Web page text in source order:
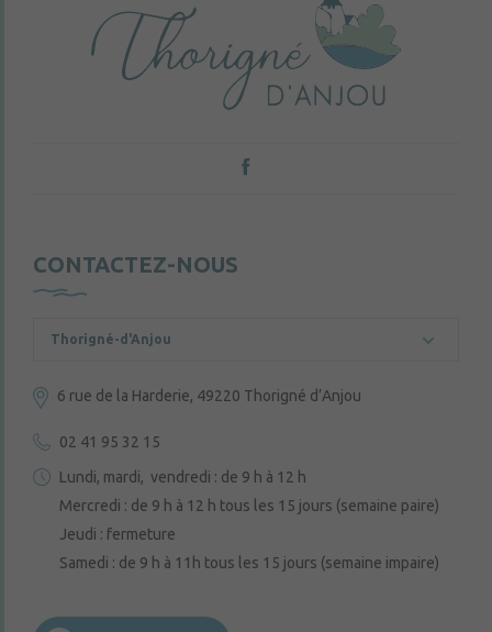
CONTACTEZ-NOUS
Thorigné-d'Anjou
6 rue de la Harderie, 49220 Thorigné d’Anjou
02 41 95 32 15
Lundi, mardi, vendredi : de 9 h à 12 h
Mercredi : de 9 h à 12 h tous les 15 jours (semaine paire)
Jeudi : fermeture
Samedi : de 9 h à 11h tous les 15 jours (semaine impaire)